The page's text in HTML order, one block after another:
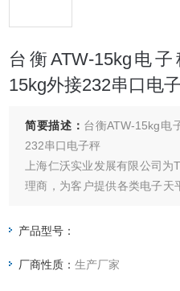
台衡ATW-15kg电
15kg外接232串口电
简要描述： 台衡ATW-15kg电
232串口电子秤
上海仁沃实业发展有限公司
理商，为客户提供各类电子天
加工制造及维修；上海，嘉兴
恼，让您称心如意
产品型号：
厂商性质：生产厂家